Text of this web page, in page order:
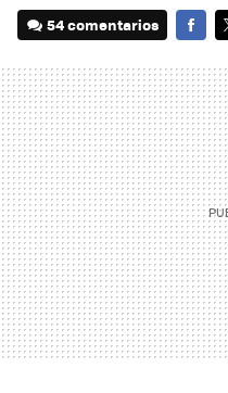
54 comentarios